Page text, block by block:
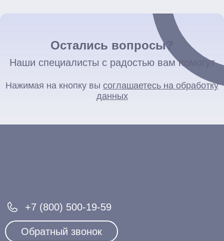
Остались вопросы?
Наши специалисты с радостью вам помогут
Нажимая на кнопку вы соглашаетесь на обработку
данных
+7 (800) 500-19-59
Обратный звонок